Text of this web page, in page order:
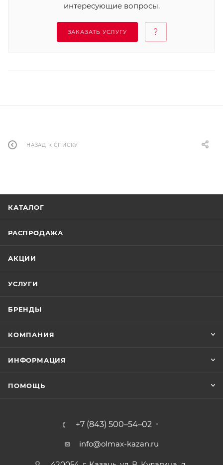
интересующие вопросы.
ЗАКАЗАТЬ УСЛУГУ
НАЗАД К СПИСКУ
КАТАЛОГ
РАСПРОДАЖА
АКЦИИ
УСЛУГИ
БРЕНДЫ
КОМПАНИЯ
ИНФОРМАЦИЯ
ПОМОЩЬ
+7 (843) 500–54–02
info@olmax-kazan.ru